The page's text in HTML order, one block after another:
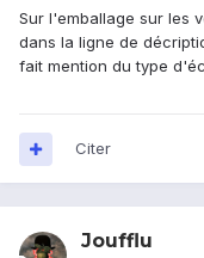
Sur l'emballage sur les
dans la ligne de
fait mention du type
Citer
Joufflu